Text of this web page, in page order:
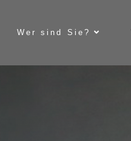
Wer sind Sie?